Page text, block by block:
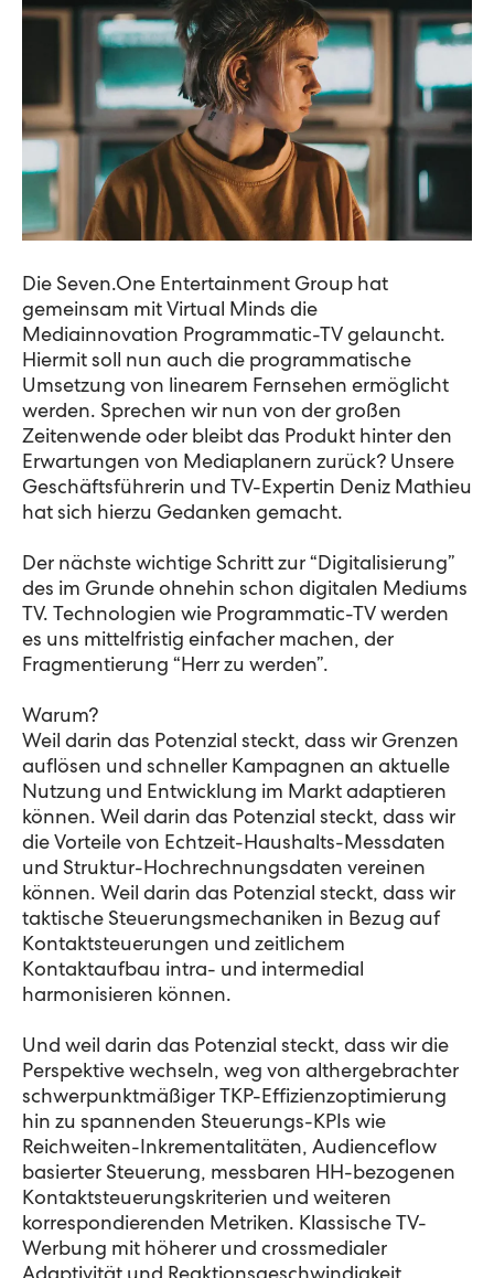
Die Seven.One Entertainment Group hat
gemeinsam mit Virtual Minds die
Mediainnovation Programmatic-TV gelauncht.
Hiermit soll nun auch die programmatische
Umsetzung von linearem Fernsehen ermöglicht
werden. Sprechen wir nun von der großen
Zeitenwende oder bleibt das Produkt hinter den
Erwartungen von Mediaplanern zurück? Unsere
Geschäftsführerin und TV-Expertin Deniz Mathieu
hat sich hierzu Gedanken gemacht.
Der nächste wichtige Schritt zur “Digitalisierung”
des im Grunde ohnehin schon digitalen Mediums
TV. Technologien wie Programmatic-TV werden
es uns mittelfristig einfacher machen, der
Fragmentierung “Herr zu werden”.
Warum?
Weil darin das Potenzial steckt, dass wir Grenzen
auflösen und schneller Kampagnen an aktuelle
Nutzung und Entwicklung im Markt adaptieren
können. Weil darin das Potenzial steckt, dass wir
die Vorteile von Echtzeit-Haushalts-Messdaten
und Struktur-Hochrechnungsdaten vereinen
können. Weil darin das Potenzial steckt, dass wir
taktische Steuerungsmechaniken in Bezug auf
Kontaktsteuerungen und zeitlichem
Kontaktaufbau intra- und intermedial
harmonisieren können.
Und weil darin das Potenzial steckt, dass wir die
Perspektive wechseln, weg von althergebrachter
schwerpunktmäßiger TKP-Effizienzoptimierung
hin zu spannenden Steuerungs-KPIs wie
Reichweiten-Inkrementalitäten, Audienceflow
basierter Steuerung, messbaren HH-bezogenen
Kontaktsteuerungskriterien und weiteren
korrespondierenden Metriken. Klassische TV-
Werbung mit höherer und crossmedialer